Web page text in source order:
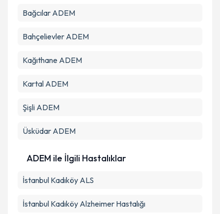
Bağcılar ADEM
Bahçelievler ADEM
Kağıthane ADEM
Kartal ADEM
Şişli ADEM
Üsküdar ADEM
ADEM ile İlgili Hastalıklar
İstanbul Kadıköy ALS
İstanbul Kadıköy Alzheimer Hastalığı